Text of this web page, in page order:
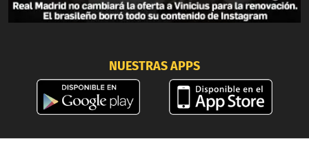
NUESTRAS APPS